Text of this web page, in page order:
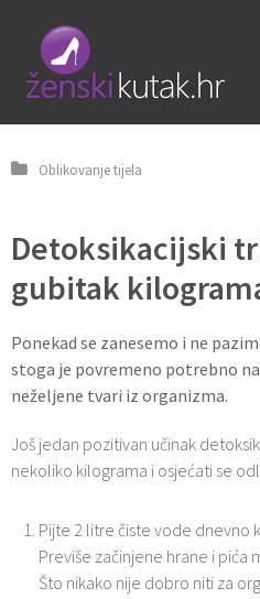
Oblikovanje tijela
Detoksikacijski
gubitak
Ponekad se zanesemo i ne
stoga je povremeno potrebno
neželjene tvari iz organizma.
Još jedan pozitivan učinak
nekoliko kilograma i osjećati se
Pijte 2 litre čiste vode dnevno
Previše začinjene hrane i
Što nikako nije dobro niti za